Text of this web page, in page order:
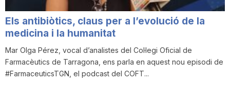
a
r
Els antibiòtics, claus per a l’evolució de la
medicina i la humanitat
Mar Olga Pérez, vocal d’analistes del Col·legi Oficial de
Farmacèutics de Tarragona, ens parla en aquest nou episodi de
#FarmaceuticsTGN, el podcast del COFT...